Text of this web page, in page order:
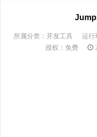
所属分类： 开发工具 运行
授权：免费